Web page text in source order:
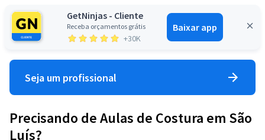
GetNinjas - Cliente
Receba orçamentos grátis
+30K
Baixar app
Entrar
Seja um profissional
Precisando de Aulas de Costura em São
Luís?